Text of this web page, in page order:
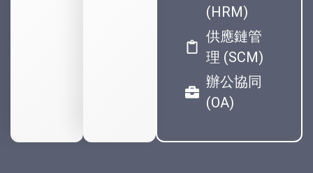
(HRM)
供應鏈管
理 (SCM)
辦公協同
(OA)